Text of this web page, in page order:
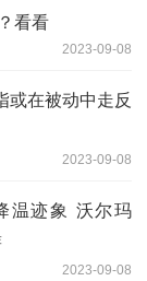
看看
2023-09-08
或在被动中走反
2023-09-08
温迹象 沃尔玛
2023-09-08